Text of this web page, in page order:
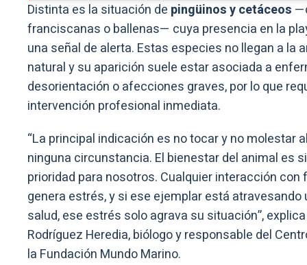
Distinta es la situación de pingüinos y cetáceos
franciscanas o ballenas— cuya presencia en la
una señal de alerta. Estas especies no llegan a la
natural y su aparición suele estar asociada a
desorientación o afecciones graves, por lo que
intervención profesional inmediata.
“La principal indicación es no tocar y no molestar
ninguna circunstancia. El bienestar del animal es
prioridad para nosotros. Cualquier interacción con
genera estrés, y si ese ejemplar está atravesando
salud, ese estrés solo agrava su situación”,
Rodríguez Heredia, biólogo y responsable del
la Fundación Mundo Marino.